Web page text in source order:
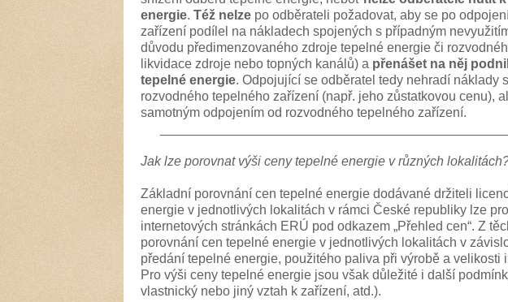
energie. Též nelze po odběrateli požadovat, aby se po
zařízení podílel na nákladech spojených s případným
důvodu předimenzovaného zdroje tepelné energie či
likvidace zdroje nebo topných kanálů) a přenášet na něj
tepelné energie. Odpojující se odběratel tedy nehradí náklady
rozvodného tepelného zařízení (např. jeho zůstatkovou cenu),
samotným odpojením od rozvodného tepelného zařízení.
Jak lze porovnat výši ceny tepelné energie v různých
Základní porovnání cen tepelné energie dodávané držiteli
energie v jednotlivých lokalitách v rámci České republiky lze
internetových stránkách ERÚ pod odkazem „Přehled cen“. Z
porovnání cen tepelné energie v jednotlivých lokalitách v
předání tepelné energie, použitého paliva při výrobě a velikosti
Pro výši ceny tepelné energie jsou však důležité i další
vlastnický nebo jiný vztah k zařízení, atd.).